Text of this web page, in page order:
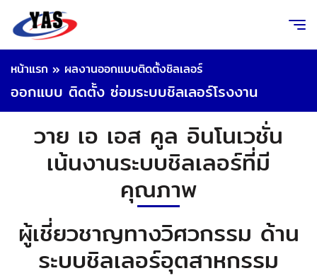
หน้าแรก » ผลงานออกแบบติดตั้งชิลเลอร์
ออกแบบ ติดตั้ง ซ่อมระบบชิลเลอร์โรงงาน
วาย เอ เอส คูล อินโนเวชั่น
เน้นงานระบบชิลเลอร์ที่มี
คุณภาพ
ผู้เชี่ยวชาญทางวิศวกรรม ด้าน
ระบบชิลเลอร์อุตสาหกรรม